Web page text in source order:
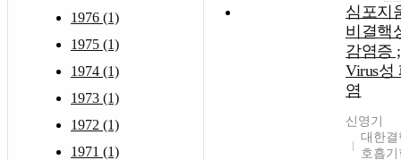
1976 (1)
1975 (1)
1974 (1)
1973 (1)
1972 (1)
1971 (1)
심포지
비결핵
감염증 ;
Virus성
염
신영기
대한결
호흡